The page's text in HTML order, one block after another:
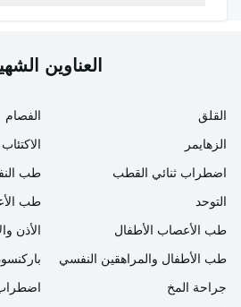
الطفل في مرحلة ما قبل المدرسة لا
وبعد، وأمس واليوم، ويواجه صعوبة في
ولا يستطيع تعلم المفاهيم المتسلسلة
فيجب أخذ هذه الأعراض بعين
العناوين
القلق
الزهايمر
اضطراب ثنائي القطب
التوحد
طب الأعصاب الأطفال
الفصام
الاكتئاب
طب
طب
الأذن
طب الأطفال والمراهقين النفسي
جراحة المخ